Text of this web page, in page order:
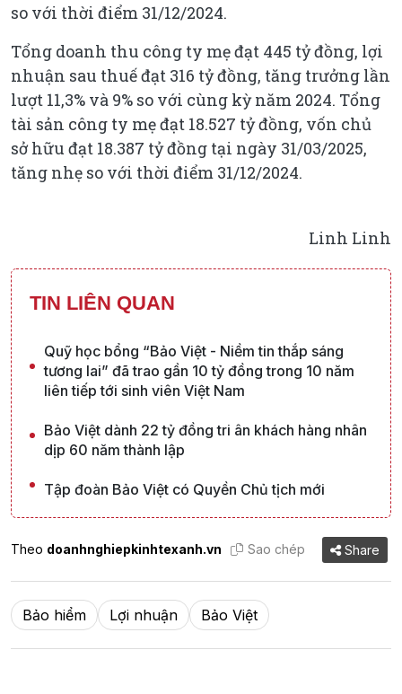
so với thời điểm 31/12/2024.
Tổng doanh thu công ty mẹ đạt 445 tỷ đồng, lợi
nhuận sau thuế đạt 316 tỷ đồng, tăng trưởng lần
lượt 11,3% và 9% so với cùng kỳ năm 2024. Tổng
tài sản công ty mẹ đạt 18.527 tỷ đồng, vốn chủ
sở hữu đạt 18.387 tỷ đồng tại ngày 31/03/2025,
tăng nhẹ so với thời điểm 31/12/2024.
Linh Linh
TIN LIÊN QUAN
Quỹ học bổng “Bảo Việt - Niềm tin thắp sáng
tương lai” đã trao gần 10 tỷ đồng trong 10 năm
liên tiếp tới sinh viên Việt Nam
Bảo Việt dành 22 tỷ đồng tri ân khách hàng nhân
dịp 60 năm thành lập
Tập đoàn Bảo Việt có Quyền Chủ tịch mới
Theo doanhnghiepkinhtexanh.vn Sao chép Share
Bảo hiểm Lợi nhuận Bảo Việt